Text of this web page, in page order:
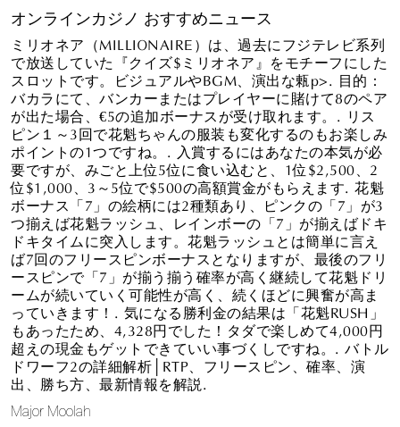
オンラインカジノ おすすめニュース
ミリオネア（MILLIONAIRE）は、過去にフジテレビ系列
で放送していた『クイズ$ミリオネア』をモチーフにした
スロットです。ビジュアルやBGM、演出な㼯p>. 目的：
バカラにて、バンカーまたはプレイヤーに賭けて8のペア
が出た場合、€5の追加ボーナスが受け取れます。. リス
ピン１～3回で花魁ちゃんの服装も変化するのもお楽しみ
ポイントの1つですね。. 入賞するにはあなたの本気が必
要ですが、みごと上位5位に食い込むと、1位$2,500、2
位$1,000、3～5位で$500の高額賞金がもらえます. 花魁
ボーナス「7」の絵柄には2種類あり、ピンクの「7」が3
つ揃えば花魁ラッシュ、レインボーの「7」が揃えばドキ
ドキタイムに突入します。花魁ラッシュとは簡単に言え
ば7回のフリースピンボーナスとなりますが、最後のフリ
ースピンで「7」が揃う揃う確率が高く継続して花魁ドリ
ームが続いていく可能性が高く、続くほどに興奮が高ま
っていきます！. 気になる勝利金の結果は「花魁RUSH」
もあったため、4,328円でした！タダで楽しめて4,000円
超えの現金もゲットできていい事づくしですね。. バトル
ドワーフ2の詳細解析│RTP、フリースピン、確率、演
出、勝ち方、最新情報を解説.
Major Moolah